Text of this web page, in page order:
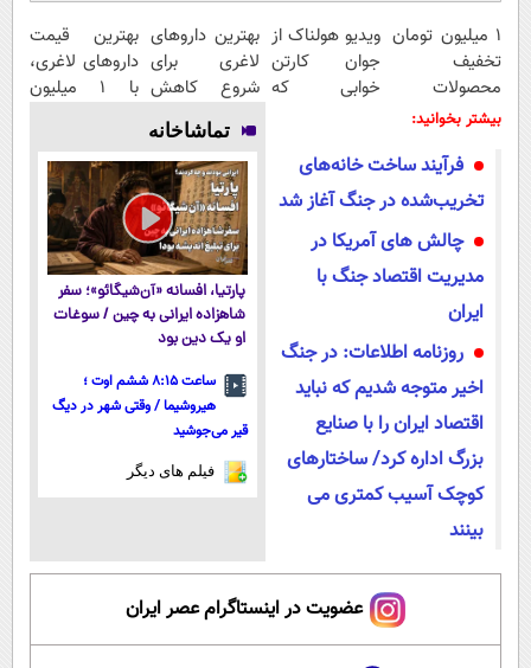
۱ میلیون تومان
تخفیف
محصولات
لاغری؛ یک قدم
شروع کاهش
وزن
ویدیو هولناک از
جوان کارتن
خوابی که
بهترین داروهای
لاغری برای
شروع کاهش
وزن، ارسال از
داروخانه های
نزدیکت!
بهترین قیمت
داروهای لاغری،
با ۱ میلیون
بیشتر بخوانید:
فرآیند ساخت خانه‌های
تخریب‌شده در جنگ آغاز شد
چالش های آمریکا در
مدیریت اقتصاد جنگ با
ایران
روزنامه اطلاعات: در جنگ
اخیر متوجه شدیم که نباید
اقتصاد ایران را با صنایع
بزرگ اداره کرد/ ساختارهای
کوچک آسیب کمتری می
بینند
تماشاخانه
پارتیا، افسانه «آن‌شیگائو»؛ سفر
شاهزاده ایرانی به چین / سوغات
او یک دین بود
ساعت ۸:۱۵ ششم اوت ؛
هیروشیما / وقتی شهر در دیگ
قیر می‌جوشید
فیلم های دیگر
عضویت در اینستاگرام عصر ایران